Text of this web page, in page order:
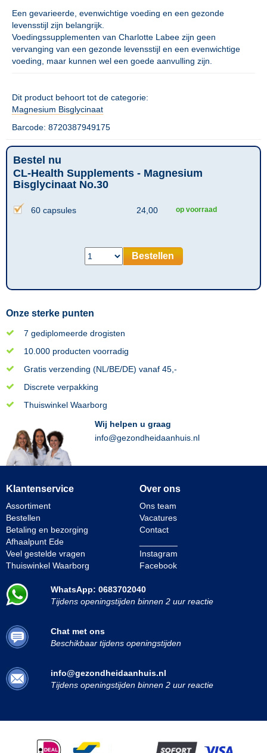
Een gevarieerde, evenwichtige voeding en een gezonde
levensstijl zijn belangrijk.
Voedingssupplementen van Charlotte Labee zijn geen
vervanging van een gezonde levensstijl en een evenwichtige
voeding, maar kunnen wel een goede aanvulling zijn.
Dit product behoort tot de categorie:
Magnesium Bisglycinaat
Barcode: 8720387949175
Bestel nu
CL-Health Supplements - Magnesium
Bisglycinaat No.30
60 capsules 24,00 op voorraad
Bestellen
Onze sterke punten
7 gediplomeerde drogisten
10.000 producten voorradig
Gratis verzending (NL/BE/DE) vanaf 45,-
Discrete verpakking
Thuiswinkel Waarborg
Wij helpen u graag
info@gezondheidaanhuis.nl
Klantenservice
Assortiment
Bestellen
Betaling en bezorging
Afhaalpunt Ede
Veel gestelde vragen
Thuiswinkel Waarborg
Over ons
Ons team
Vacatures
Contact
Instagram
Facebook
WhatsApp: 0683702040
Tijdens openingstijden binnen 2 uur reactie
Chat met ons
Beschikbaar tijdens openingstijden
info@gezondheidaanhuis.nl
Tijdens openingstijden binnen 2 uur reactie